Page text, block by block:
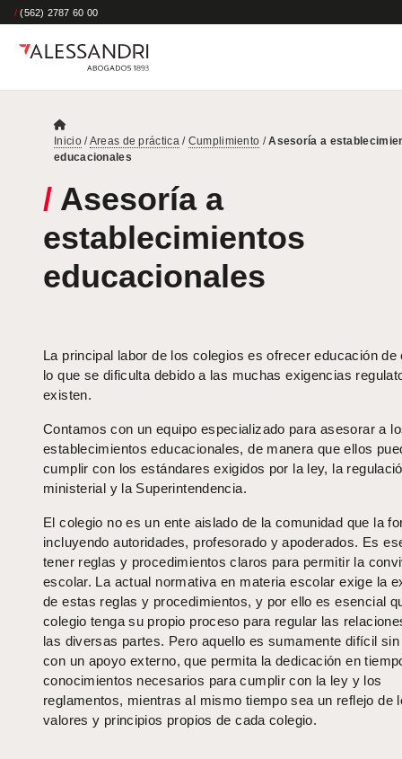
/ (562) 2787 60 00
Inicio/Areas de práctica/ Cumplimiento /Asesoría a
educacionales
/ Asesoría a
establecimientos
educacionales
La principal labor de los colegios es ofrecer educación de
lo que se dificulta debido a las muchas exigencias
existen.
Contamos con un equipo especializado para asesorar a
establecimientos educacionales, de manera que ellos
cumplir con los estándares exigidos por la ley, la
ministerial y la Superintendencia.
El colegio no es un ente aislado de la comunidad que la
incluyendo autoridades, profesorado y apoderados. Es
tener reglas y procedimientos claros para permitir la
escolar. La actual normativa en materia escolar exige la
de estas reglas y procedimientos, y por ello es esencial
colegio tenga su propio proceso para regular las
las diversas partes. Pero aquello es sumamente difícil
con un apoyo externo, que permita la dedicación en
conocimientos necesarios para cumplir con la ley y los
reglamentos, mientras al mismo tiempo sea un reflejo de
valores y principios propios de cada colegio.